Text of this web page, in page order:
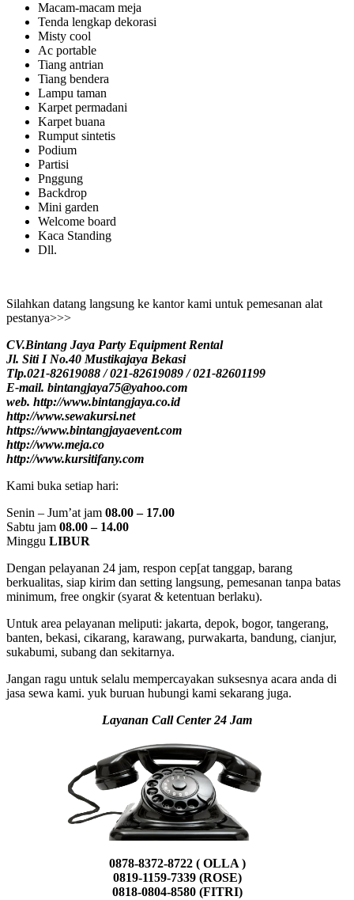
Macam-macam meja
Tenda lengkap dekorasi
Misty cool
Ac portable
Tiang antrian
Tiang bendera
Lampu taman
Karpet permadani
Karpet buana
Rumput sintetis
Podium
Partisi
Pnggung
Backdrop
Mini garden
Welcome board
Kaca Standing
Dll.
Silahkan datang langsung ke kantor kami untuk pemesanan alat
pestanya>>>
CV.Bintang Jaya Party Equipment Rental
Jl. Siti I No.40 Mustikajaya Bekasi
Tlp.021-82619088 / 021-82619089 / 021-82601199
E-mail. bintangjaya75@yahoo.com
web. http://www.bintangjaya.co.id
http://www.sewakursi.net
https://www.bintangjayaevent.com
http://www.meja.co
http://www.kursitifany.com
Kami buka setiap hari:
Senin – Jum’at jam 08.00 – 17.00
Sabtu jam 08.00 – 14.00
Minggu LIBUR
Dengan pelayanan 24 jam, respon cep[at tanggap, barang
berkualitas, siap kirim dan setting langsung, pemesanan tanpa batas
minimum, free ongkir (syarat & ketentuan berlaku).
Untuk area pelayanan meliputi: jakarta, depok, bogor, tangerang,
banten, bekasi, cikarang, karawang, purwakarta, bandung, cianjur,
sukabumi, subang dan sekitarnya.
Jangan ragu untuk selalu mempercayakan suksesnya acara anda di
jasa sewa kami. yuk buruan hubungi kami sekarang juga.
Layanan Call Center 24 Jam
0878-8372-8722 ( OLLA )
0819-1159-7339 (ROSE)
0818-0804-8580 (FITRI)